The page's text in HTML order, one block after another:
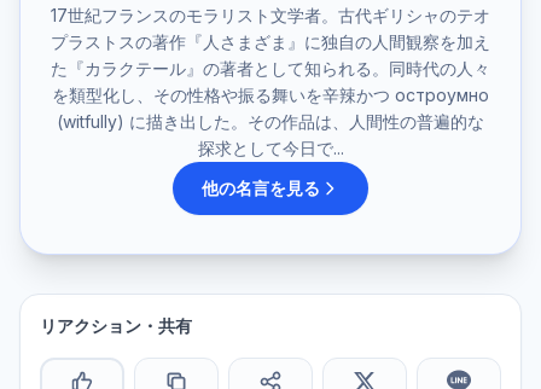
17世紀フランスのモラリスト文学者。古代ギリシャのテオ
プラストスの著作『人さまざま』に独自の人間観察を加え
た『カラクテール』の著者として知られる。同時代の人々
を類型化し、その性格や振る舞いを辛辣かつ остроумно
(witfully) に描き出した。その作品は、人間性の普遍的な
探求として今日で...
他の名言を見る
リアクション・共有